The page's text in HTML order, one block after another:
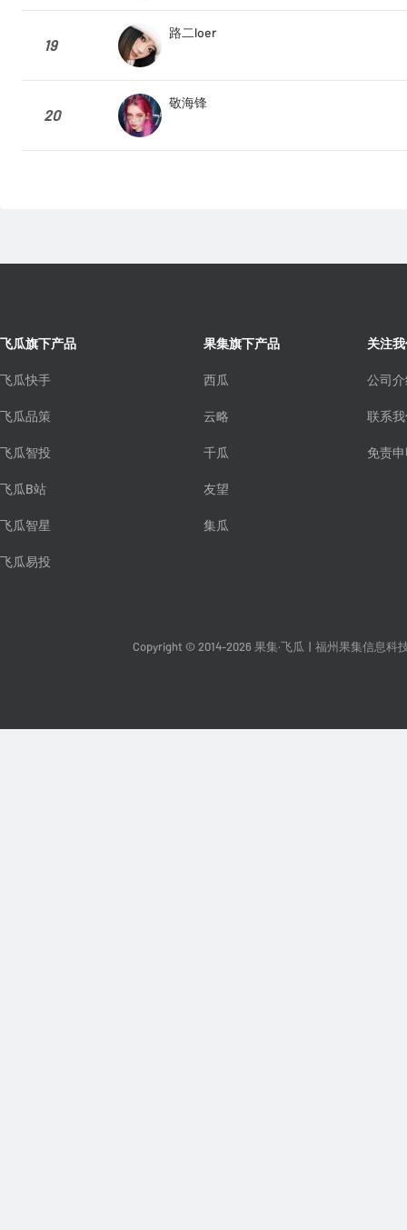
19
路二loer
20
敬海锋
飞瓜旗下产品
飞瓜快手
飞瓜品策
飞瓜智投
飞瓜B站
飞瓜智星
飞瓜易投
果集旗下产品
西瓜
云略
千瓜
友望
集瓜
关注
公司
联系
免责
Copyright © 2014-2026 果集·飞瓜 福州果集信息科